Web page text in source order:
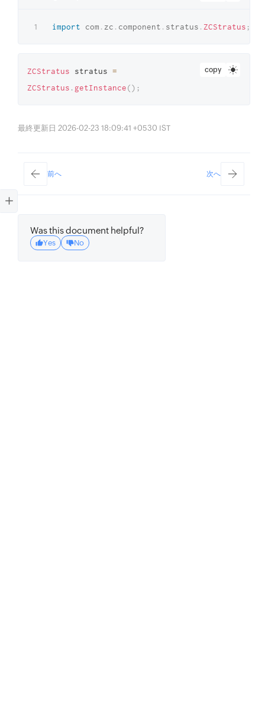
import com . zc . component . stratus . ZCStratus ;
copy
ZCStratus stratus =
ZCStratus . getInstance() ;
最終更新日 2026-02-23 18:09:41 +0530 IST
前へ 次へ
Was this document helpful?
Yes No